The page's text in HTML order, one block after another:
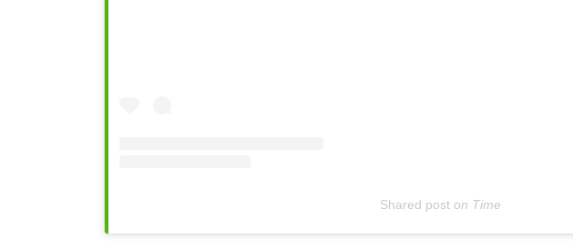
Shared post on Time